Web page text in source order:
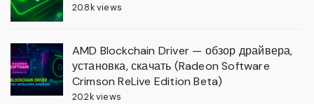
20.8k views
AMD Blockchain Driver — обзор драйвера,
установка, скачать (Radeon Software
Crimson ReLive Edition Beta)
20.2k views